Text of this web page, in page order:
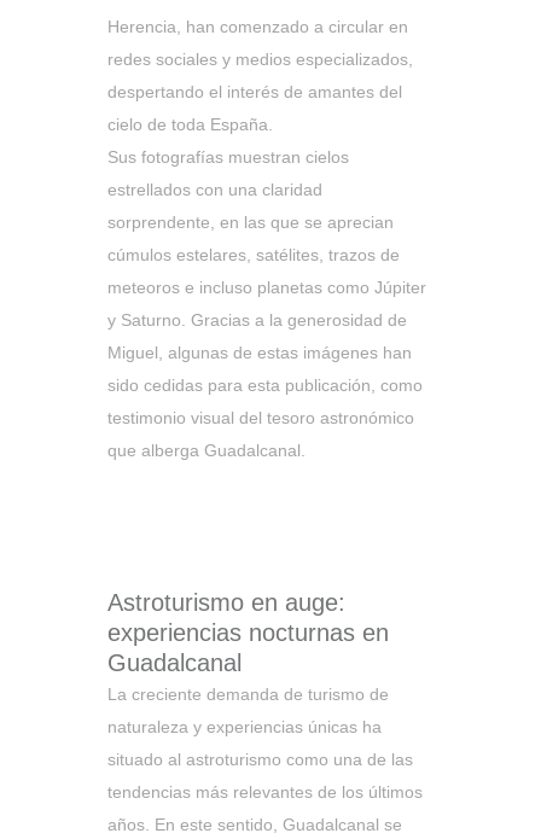
Herencia, han comenzado a circular en
redes sociales y medios especializados,
despertando el interés de amantes del
cielo de toda España.
Sus fotografías muestran cielos
estrellados con una claridad
sorprendente, en las que se aprecian
cúmulos estelares, satélites, trazos de
meteoros e incluso planetas como Júpiter
y Saturno. Gracias a la generosidad de
Miguel, algunas de estas imágenes han
sido cedidas para esta publicación, como
testimonio visual del tesoro astronómico
que alberga Guadalcanal.
Astroturismo en auge:
experiencias nocturnas en
Guadalcanal
La creciente demanda de turismo de
naturaleza y experiencias únicas ha
situado al astroturismo como una de las
tendencias más relevantes de los últimos
años. En este sentido, Guadalcanal se